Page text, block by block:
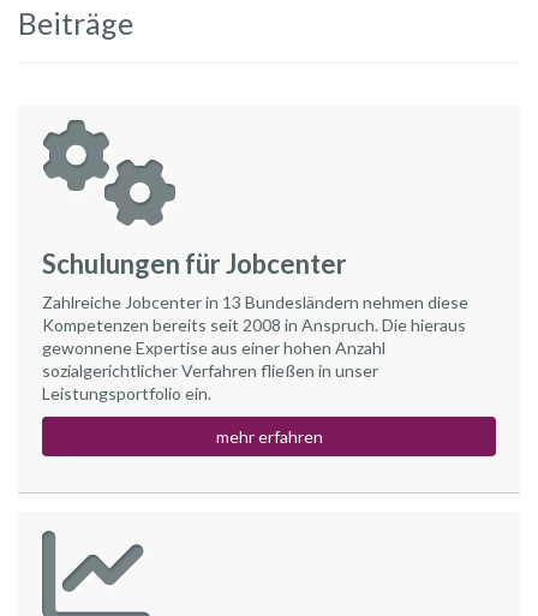
Beiträge
Schulungen für Jobcenter
Zahlreiche Jobcenter in 13 Bundesländern nehmen diese
Kompetenzen bereits seit 2008 in Anspruch. Die hieraus
gewonnene Expertise aus einer hohen Anzahl
sozialgerichtlicher Verfahren fließen in unser
Leistungsportfolio ein.
mehr erfahren